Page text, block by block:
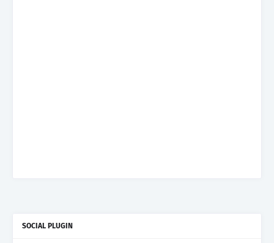
SOCIAL PLUGIN